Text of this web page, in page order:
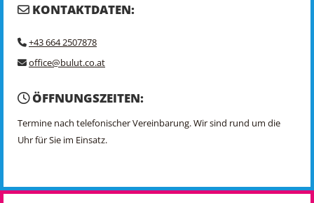
 KONTAKTDATEN:
 +43 664 2507878
 office@bulut.co.at
ÖFFNUNGSZEITEN:
Termine nach telefonischer Vereinbarung. Wir sind rund um die
Uhr für Sie im Einsatz.